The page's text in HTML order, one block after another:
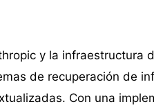
y la infraestructura
de recuperación de
Con una